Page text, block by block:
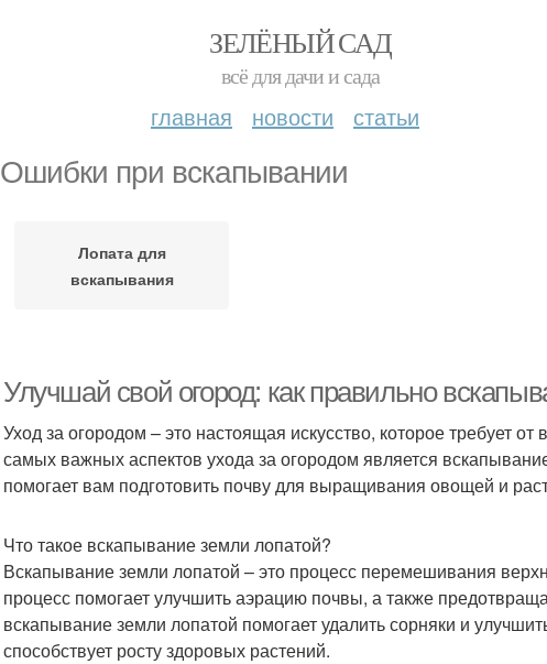
ЗЕЛЁНЫЙ САД
всё для дачи и сада
главная новости статьи
Ошибки при вскапывании
Лопата для
вскапывания
Улучшай свой огород: как правильно
Уход за огородом – это настоящая искусство, которое требует
самых важных аспектов ухода за огородом является
помогает вам подготовить почву для выращивания овощей и
Что такое вскапывание земли лопатой?
Вскапывание земли лопатой – это процесс перемешивания
процесс помогает улучшить аэрацию почвы, а также
вскапывание земли лопатой помогает удалить сорняки и
способствует росту здоровых растений.